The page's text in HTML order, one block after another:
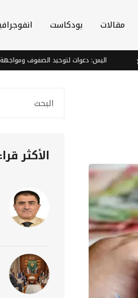
مقالات بودكاست
اليمن: دعوات لتوحيد الصفوف ومواجهة التهديدات
الأكثر